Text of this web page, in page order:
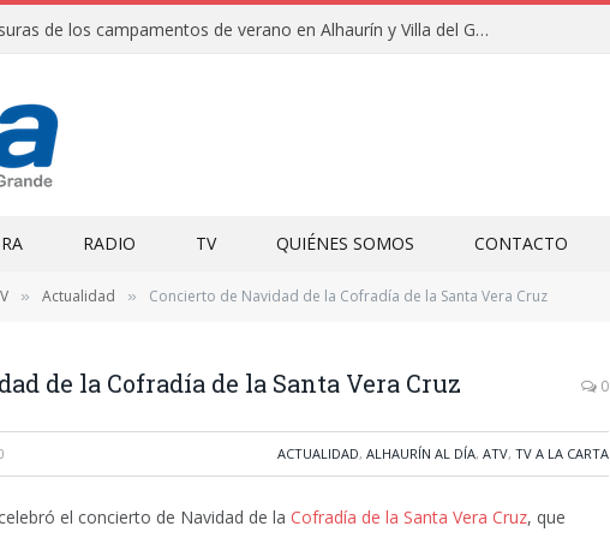
Clausuras de los campamentos de verano en Alhaurín y Villa del Guadalhorce 2026
RADIO TV QUIÉNES SOMOS CONTACTO
» Actualidad » Concierto de Navidad de la Cofradía de la Santa Vera Cruz
de la Cofradía de la Santa Vera Cruz 0
ACTUALIDAD, ALHAURÍN AL DÍA, ATV, TV A LA CARTA
el concierto de Navidad de la Cofradía de la Santa Vera Cruz, que